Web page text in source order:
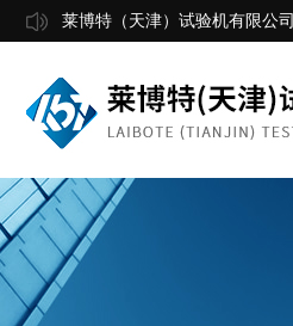
莱博特（天津）试验机有限公司